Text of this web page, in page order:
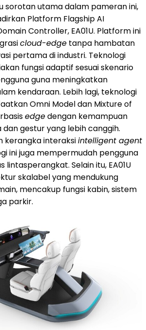
sorotan utama dalam pameran ini,
Platform Flagship AI
Controller, EA01U. Platform ini
cloud-edge tanpa hambatan
pertama di industri. Teknologi
fungsi adaptif sesuai skenario
guna meningkatkan
kendaraan. Lebih lagi, teknologi
Omni Model dan Mixture of
edgedengan kemampuan
gestur yang lebih canggih.
kerangka interaksiintelligent agent
ini juga mempermudah pengguna
lintasperangkat. Selain itu, EA01U
skalabel yang mendukung
mencakup fungsi kabin, sistem
parkir.